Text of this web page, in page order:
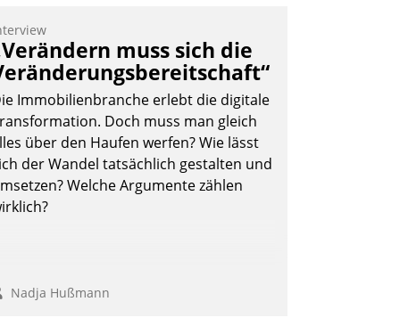
muss sich die
Immobilienbranche erlebt die digitale
Doch muss man gleich
über den Haufen werfen? Wie lässt
der Wandel tatsächlich gestalten und
Welche Argumente zählen
Nadja Hußmann